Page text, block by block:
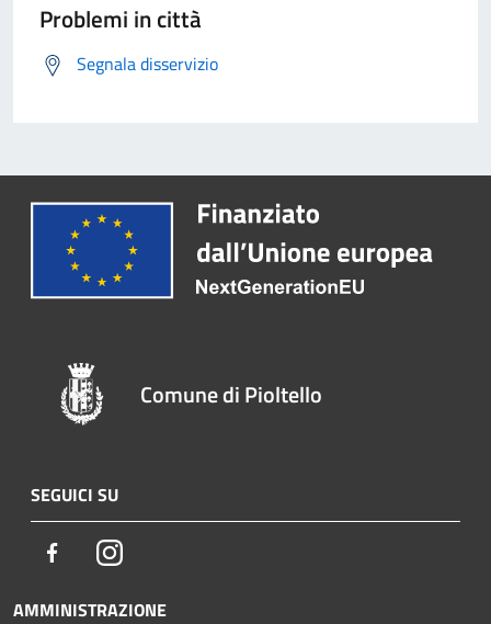
Problemi in città
Segnala disservizio
Comune di Pioltello
SEGUICI SU
FacebookInstagram
AMMINISTRAZIONE